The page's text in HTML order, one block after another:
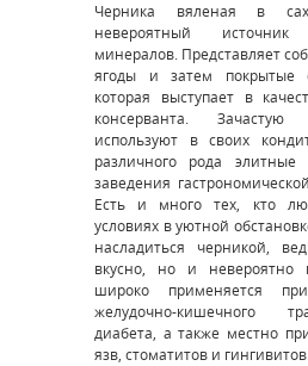
Черника вяленая в
невероятный
минералов. Представляет
ягоды и затем покрытые
которая выступает в
консерванта.
используют в своих
различного рода
заведения
Есть и много тех, кто
условиях в уютной
насладиться черникой,
вкусно, но и невероятно
широко применяется
желудочно-кишечного
диабета, а также местно
язв, стоматитов и